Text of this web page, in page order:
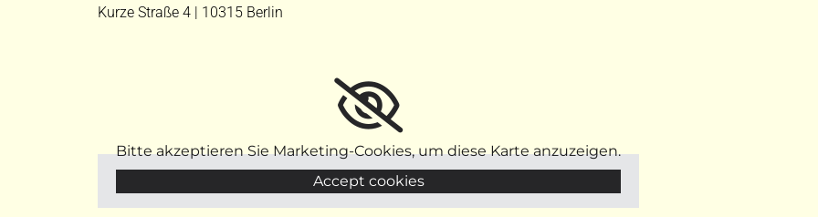
Kurze Straße 4 | 10315 Berlin
Bitte akzeptieren Sie Marketing-Cookies, um diese Karte anzuzeigen.
Accept cookies